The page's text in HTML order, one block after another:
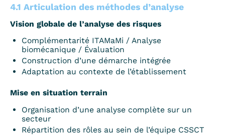
4.1 Articulation des méthodes d’analyse
Vision globale de l’analyse des risques
Complémentarité ITAMaMi / Analyse
biomécanique / Évaluation
Construction d’une démarche intégrée
Adaptation au contexte de l’établissement
Mise en situation terrain
Organisation d’une analyse complète sur un
secteur
Répartition des rôles au sein de l’équipe CSSCT